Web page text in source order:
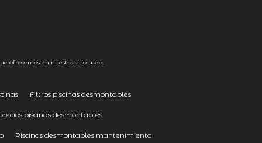
ofrecemos en nuestro sitio web.
Filtros piscinas desmontables
piscinas desmontables
Piscinas desmontables mantenimiento